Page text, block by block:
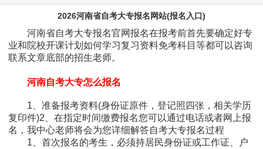
2026河南省自考大专报名网站(报名入口)
河南省自考大专报名官网报名在报考前首先要确定好专
业和院校开课计划如何学习复习资料免考科目等都可以咨询
联系文章底部的招生老师。
河南自考大专怎么报名
1、准备报考资料(身份证原件，登记照四张，相关学历
复印件)2、在指定时间缴费报名您可以通过电话或者网上报
名，我中心老师将会为您详细解答自考大专报名过程
1、首次报名的考生，必须持居民身份证或工作证、户